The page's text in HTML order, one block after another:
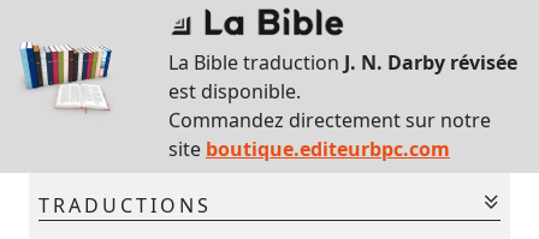
La Bible traduction J. N. Darby révisée
est disponible.
Commandez directement sur notre
site boutique.editeurbpc.com
TRADUCTIONS
ce
chapitre
Interlinéaire
Français-